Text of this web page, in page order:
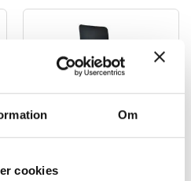
Om
cookies
Stapelbar